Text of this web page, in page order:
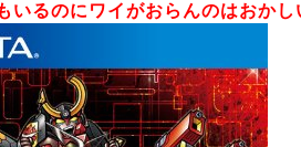
いるのにワイがおらんのはおかし